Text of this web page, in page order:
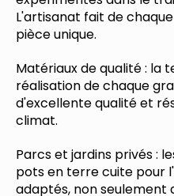
L'artisanat fait de
pièce unique.
Matériaux de qualité : la
réalisation de chaque
d'excellente qualité et
climat.
Parcs et jardins privés :
pots en terre cuite pour
adaptés, non seulement